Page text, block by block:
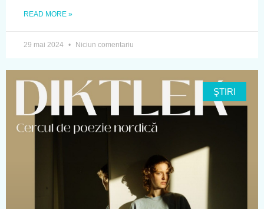
READ MORE »
29 mai 2024 Niciun comentariu
ŞTIRI